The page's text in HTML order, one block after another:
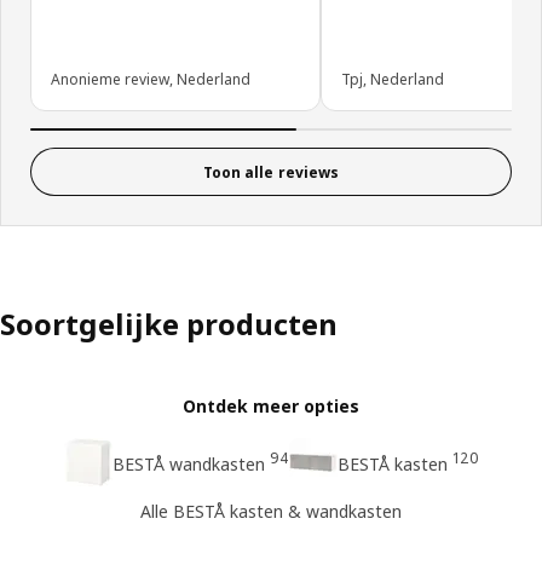
Anonieme review, Nederland Tpj, Nederland
Toon alle reviews
Soortgelijke producten
Ontdek meer opties
BESTÅ wandkasten 94 BESTÅ kasten 120
Alle BESTÅ kasten & wandkasten